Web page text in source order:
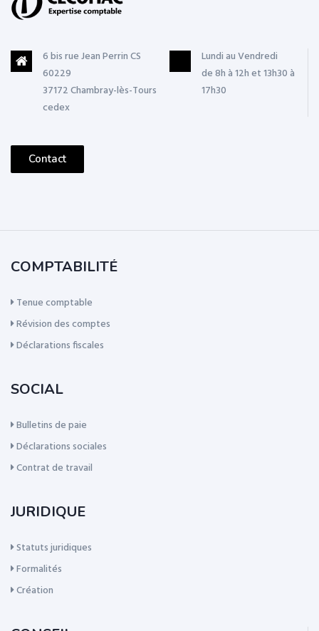
6 bis rue Jean Perrin CS
60229
37172 Chambray-lès-Tours
cedex
Lundi au Vendredi
de 8h à 12h et 13h30 à
17h30
Contact
COMPTABILITÉ
Tenue comptable
Révision des comptes
Déclarations fiscales
SOCIAL
Bulletins de paie
Déclarations sociales
Contrat de travail
JURIDIQUE
Statuts juridiques
Formalités
Création